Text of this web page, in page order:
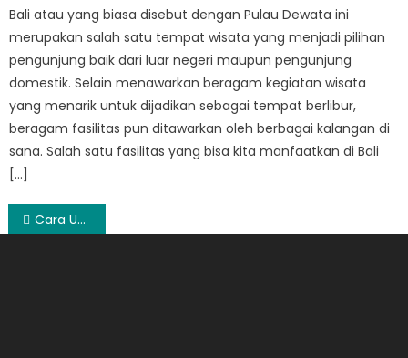
Bali atau yang biasa disebut dengan Pulau Dewata ini
merupakan salah satu tempat wisata yang menjadi pilihan
pengunjung baik dari luar negeri maupun pengunjung
domestik. Selain menawarkan beragam kegiatan wisata
yang menarik untuk dijadikan sebagai tempat berlibur,
beragam fasilitas pun ditawarkan oleh berbagai kalangan di
sana. Salah satu fasilitas yang bisa kita manfaatkan di Bali
[…]
Post
Cara Untuk Sewa Scaffolding Dari Reycom